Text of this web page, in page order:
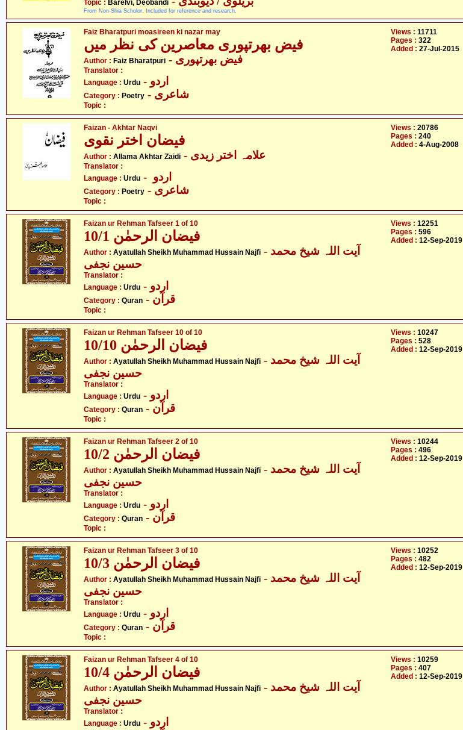
Topic : Barelvi, Deobandi
From Non-Shia Scholor. Included for reference and research.
Faiz Bharatpuri moasireen ki nazar may
فیض بھرتپوری معاصرین کی نظر میں
Author : Faiz Bharatpuri - فیض بھرتپوری
Translator :
Language : Urdu - اردو
Category : Poetry - شاعری
Topic :
Views : 11711
Pages : 322
Added : 27-Jul-2015
Faizan - Akhtar Naqvi
فیضان اختر نقوی
Author : Allama Akhtar Zaidi - علامہ اختر زیدی
Translator :
Language : Urdu
Category : Poetry - شاعری
Topic :
Views : 20786
Pages : 240
Added : 4-Aug-2008
Faizan ur Rehman Tafseer 1 of 10
فیضان الرحمٰن 10/1
Author : Ayatullah Sheikh Muhammad Hussain Najfi - آیت اللہ شیخ محمد
حسین نجفی
Translator :
Language : Urdu - اردو
Category : Quran - قرآن
Topic :
Views : 12251
Pages : 596
Added : 12-Sep-2019
Faizan ur Rehman Tafseer 10 of 10
فیضان الرحمٰن 10/10
Author : Ayatullah Sheikh Muhammad Hussain Najfi - آیت اللہ شیخ محمد
حسین نجفی
Translator :
Language : Urdu - اردو
Category : Quran - قرآن
Topic :
Views : 10247
Pages : 528
Added : 12-Sep-2019
Faizan ur Rehman Tafseer 2 of 10
فیضان الرحمٰن 10/2
Author : Ayatullah Sheikh Muhammad Hussain Najfi - آیت اللہ شیخ محمد
حسین نجفی
Translator :
Language : Urdu - اردو
Category : Quran - قرآن
Topic :
Views : 10244
Pages : 496
Added : 12-Sep-2019
Faizan ur Rehman Tafseer 3 of 10
فیضان الرحمٰن 10/3
Author : Ayatullah Sheikh Muhammad Hussain Najfi - آیت اللہ شیخ محمد
حسین نجفی
Translator :
Language : Urdu - اردو
Category : Quran - قرآن
Topic :
Views : 10252
Pages : 482
Added : 12-Sep-2019
Faizan ur Rehman Tafseer 4 of 10
فیضان الرحمٰن 10/4
Author : Ayatullah Sheikh Muhammad Hussain Najfi - آیت اللہ شیخ محمد
حسین نجفی
Translator :
Language : Urdu
- اردو
Views : 10259
Pages : 407
Added : 12-Sep-2019